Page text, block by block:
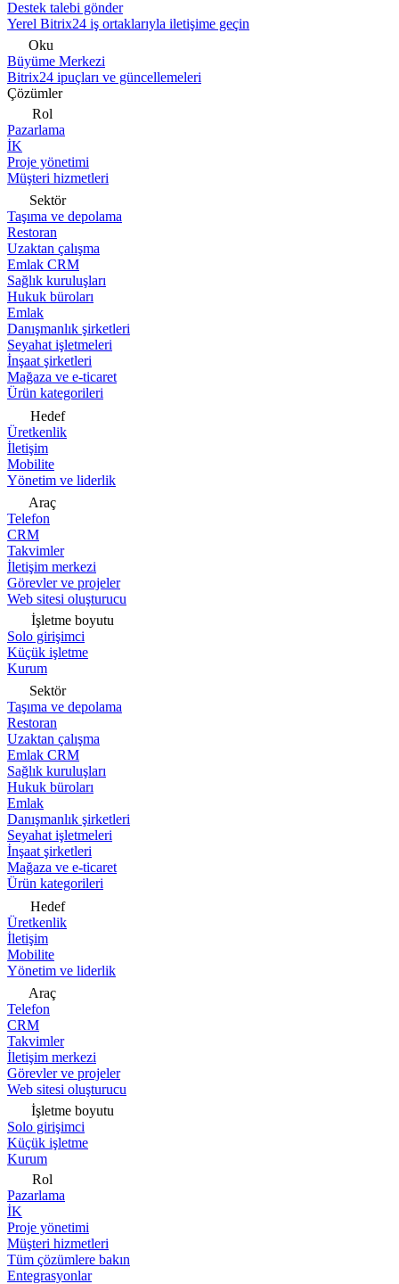
Destek talebi gönder
Yerel Bitrix24 iş ortaklarıyla iletişime geçin
Oku
Büyüme Merkezi
Bitrix24 ipuçları ve güncellemeleri
Çözümler
Rol
Pazarlama
İK
Proje yönetimi
Müşteri hizmetleri
Sektör
Taşıma ve depolama
Restoran
Uzaktan çalışma
Emlak CRM
Sağlık kuruluşları
Hukuk büroları
Emlak
Danışmanlık şirketleri
Seyahat işletmeleri
İnşaat şirketleri
Mağaza ve e-ticaret
Ürün kategorileri
Hedef
Üretkenlik
İletişim
Mobilite
Yönetim ve liderlik
Araç
Telefon
CRM
Takvimler
İletişim merkezi
Görevler ve projeler
Web sitesi oluşturucu
İşletme boyutu
Solo girişimci
Küçük işletme
Kurum
Sektör
Taşıma ve depolama
Restoran
Uzaktan çalışma
Emlak CRM
Sağlık kuruluşları
Hukuk büroları
Emlak
Danışmanlık şirketleri
Seyahat işletmeleri
İnşaat şirketleri
Mağaza ve e-ticaret
Ürün kategorileri
Hedef
Üretkenlik
İletişim
Mobilite
Yönetim ve liderlik
Araç
Telefon
CRM
Takvimler
İletişim merkezi
Görevler ve projeler
Web sitesi oluşturucu
İşletme boyutu
Solo girişimci
Küçük işletme
Kurum
Rol
Pazarlama
İK
Proje yönetimi
Müşteri hizmetleri
Tüm çözümlere bakın
Entegrasyonlar